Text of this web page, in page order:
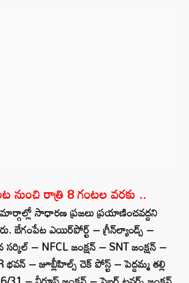
నుంచి రాత్రి 8 గంటల వరకు ..
సాధారణ ప్రజలు ప్రయాణించవద్దని
బేగంపేట ఎయిర్‌పోర్ట్ – గ్రీన్‌ల్యాండ్స్ –
సర్కిల్ – NFCL జంక్షన్ – SNT జంక్షన్ –
– జూబ్లీహిల్స్ చెక్ పోస్ట్ – పెద్దమ్మ తల్లి